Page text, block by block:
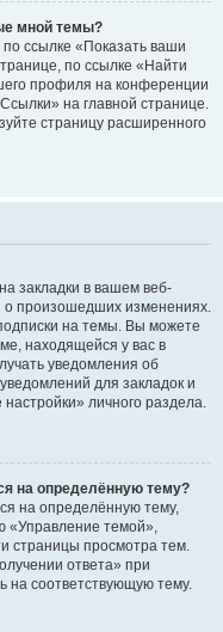
мной темы?
ссылке «Показать ваши
по ссылке «Найти
профиля на конференции
на главной странице.
страницу расширенного
закладки в вашем веб-
о произошедших изменениях.
на темы. Вы можете
находящейся у вас в
уведомления об
для закладок и
личного раздела.
на определённую тему?
на определённую тему,
«Управление темой»,
страницы просмотра тем.
ответа» при
на соответствующую тему.